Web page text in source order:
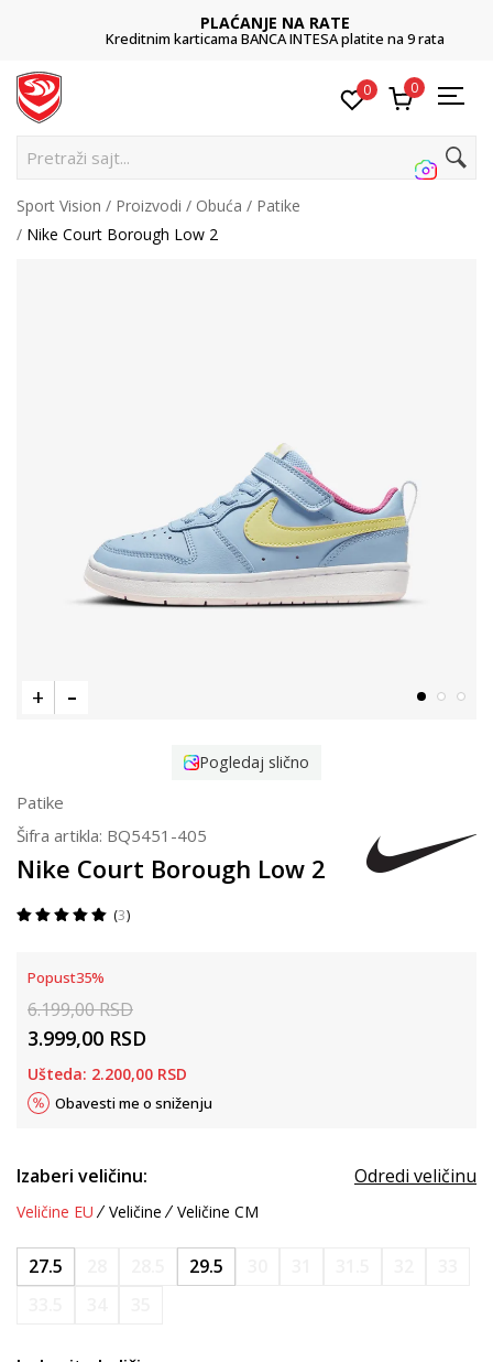
PLAĆANJE NA RATE
Kreditnim karticama BANCA INTESA platite na 9 rata
0 0
Pretraži sajt...
Sport Vision Proizvodi Obuća
Patike
Nike Court Borough Low 2
Pogledaj slično
Patike
Šifra artikla: BQ5451-405
Nike Court Borough Low 2
3
Popust35%
6.199,00RSD
3.999,00 RSD
Ušteda: 2.200,00 RSD
Obavesti me o sniženju
Izaberi veličinu: Odredi veličinu
Veličine EU Veličine Veličine CM
27.5 29.5